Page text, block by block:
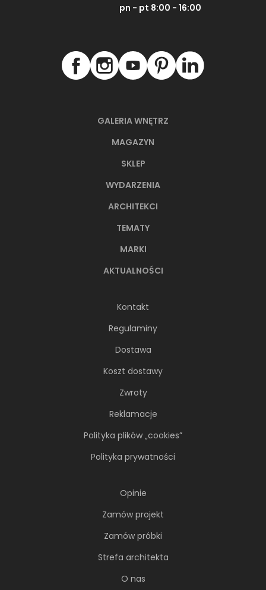
NAJNOWSZE ARTYKUŁY
Młoda, żyjąca dynamicznie inwestorka przez
lata kursowała między światowymi
Soft minimalizm z duszą. 65-
GALERIA WNĘTRZ
MAGAZYN
SKLEP
WYDARZENIA
ARCHITEKCI
TEMATY
MARKI
AKTUALNOŚCI
Kontakt
Regulaminy
Dostawa
Koszt dostawy
Zwroty
Reklamacje
Polityka plików „cookies”
Polityka prywatności
Opinie
Zamów projekt
Zamów próbki
Strefa architekta
O nas
pn - pt 8:00 - 16:00